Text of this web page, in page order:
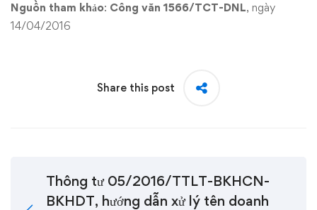
Nguồn tham khảo: Công văn 1566/TCT-DNL, ngày
14/04/2016
Share this post
Thông tư 05/2016/TTLT-BKHCN-
BKHDT, hướng dẫn xử lý tên doanh